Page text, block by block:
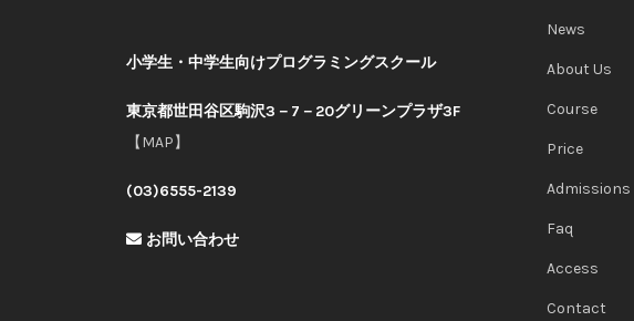
小学生・中学生向けプログラミングスクール
東京都世田谷区駒沢3－7－20グリーンプラザ3F
【MAP】
(03)6555-2139
お問い合わせ
News
About Us
Course
Price
Admissions
Faq
Access
Contact